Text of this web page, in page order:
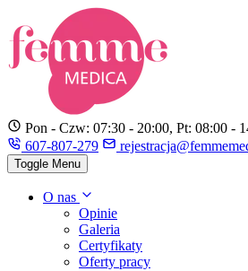
Pon - Czw: 07:30 - 20:00, Pt: 08:00 -
607-807-279
Toggle Menu
O nas
Opinie
Galeria
Certyfikaty
Oferty pracy